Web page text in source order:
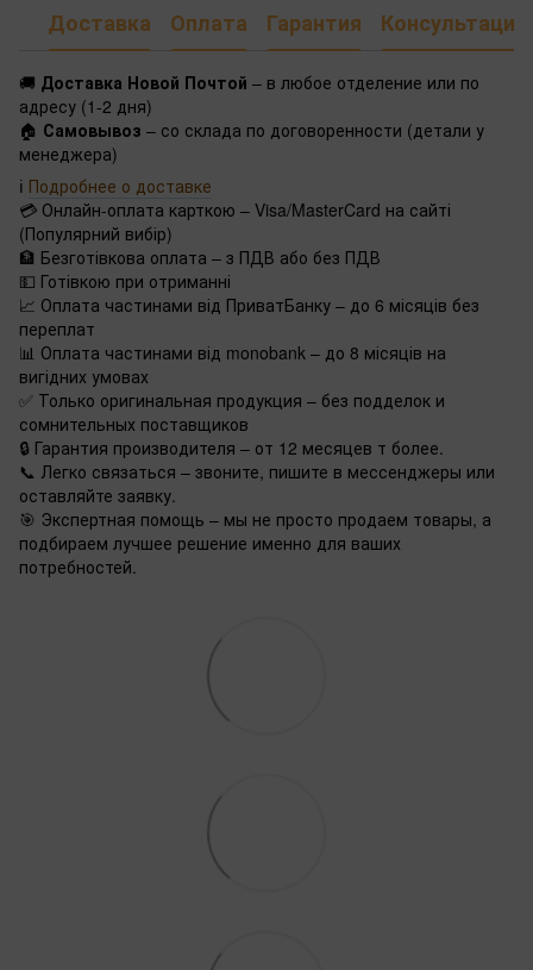
Доставка Оплата Гарантия Консультация
🚚 Доставка Новой Почтой – в любое отделение или по
адресу (1-2 дня)
🏠 Самовывоз – со склада по договоренности (детали у
менеджера)
ℹ️ Подробнее о доставке
💳 Онлайн-оплата карткою – Visa/MasterCard на сайті
(Популярний вибір)
🏦 Безготівкова оплата – з ПДВ або без ПДВ
💵 Готівкою при отриманні
📈 Оплата частинами від ПриватБанку – до 6 місяців без
переплат
📊 Оплата частинами від monobank – до 8 місяців на
вигідних умовах
✅ Только оригинальная продукция – без подделок и
сомнительных поставщиков
🔒 Гарантия производителя – от 12 месяцев т более.
📞 Легко связаться – звоните, пишите в мессенджеры или
оставляйте заявку.
🎯 Экспертная помощь – мы не просто продаем товары, а
подбираем лучшее решение именно для ваших
потребностей.